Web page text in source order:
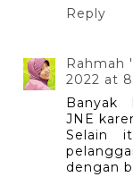
Reply
Rahmah
2022 at
Banyak
JNE
Selain
dengan